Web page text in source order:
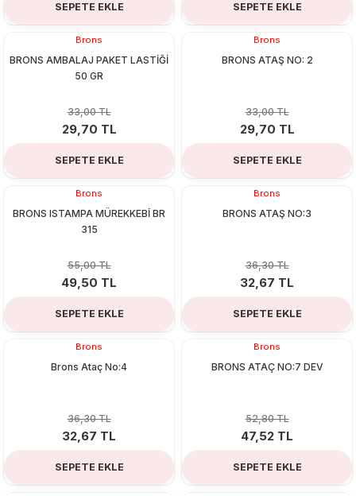
SEPETE EKLE SEPETE EKLE
Brons
BRONS AMBALAJ PAKET LASTİĞİ
50 GR
33,00 TL
29,70 TL
SEPETE EKLE
Brons
BRONS ATAŞ NO: 2
33,00 TL
29,70 TL
SEPETE EKLE
Brons
BRONS ISTAMPA MÜREKKEBİ BR
315
55,00 TL
49,50 TL
SEPETE EKLE
Brons
BRONS ATAŞ NO:3
36,30 TL
32,67 TL
SEPETE EKLE
Brons
Brons Ataç No:4
36,30 TL
32,67 TL
SEPETE EKLE
Brons
BRONS ATAÇ NO:7 DEV
52,80 TL
47,52 TL
SEPETE EKLE